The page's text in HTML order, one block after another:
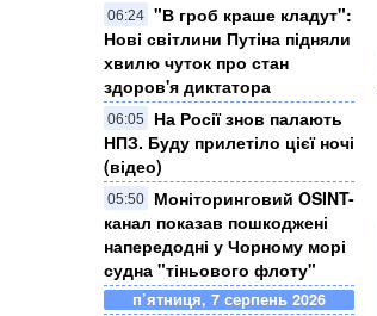
06:24 "В гроб краше кладут":
Нові світлини Путіна підняли
хвилю чуток про стан
здоров'я диктатора
06:05
На Росії знов палають
НПЗ. Буду прилетіло цієї ночі
(відео)
05:50
Моніторинговий OSINT-
канал показав пошкоджені
напередодні у Чорному морі
судна "тіньового флоту"
п’ятниця, 7 серпень 2026